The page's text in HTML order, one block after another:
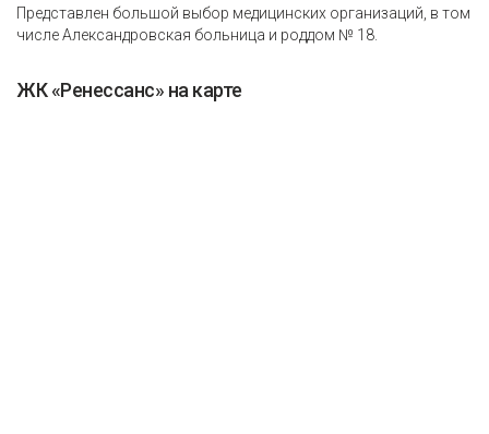
Представлен большой выбор медицинских организаций, в том
числе Александровская больница и роддом № 18.
ЖК «Ренессанс» на карте